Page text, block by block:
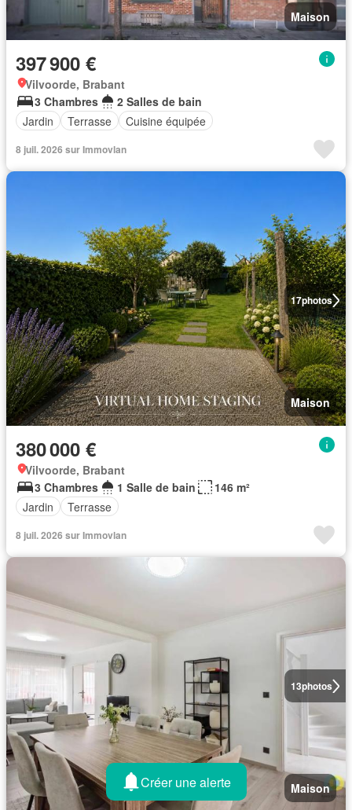
Maison
397 900 €
Vilvoorde, Brabant
3 Chambres
2 Salles de bain
Jardin
Terrasse Cuisine équipée
8 juil. 2026 sur Immovlan
17photos
Maison
380 000 €
Vilvoorde, Brabant
3 Chambres
1 Salle de bain
146 m²
Jardin
Terrasse
8 juil. 2026 sur Immovlan
13photos
Maison
Créer une alerte